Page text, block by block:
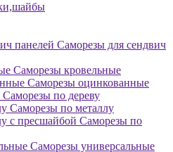
Саморезы для сендвич
Саморезы кровельные
Саморезы оцинкованные
Саморезы по дереву
Саморезы по металлу
Саморезы по
Саморезы универсальные